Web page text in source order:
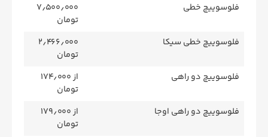
فلوسوییچ خطی
۷٫۵۰۰٫۰۰۰
تومان
فلوسوییچ خطی سیکا
۲٫۴۶۶٫۰۰۰
تومان
فلوسوییچ دو راهی
از ۱۷۴٫۰۰۰
تومان
فلوسوییچ دو راهی اوجا
از ۱۷۹٫۰۰۰
تومان